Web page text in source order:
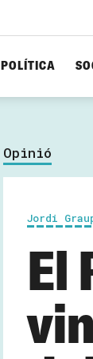
POLÍTICA
Opinió
Jordi
El